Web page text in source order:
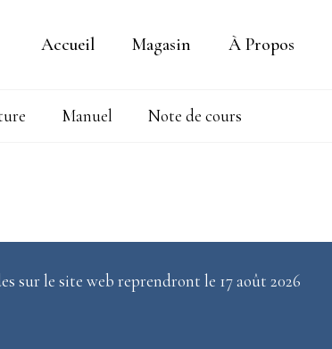
Accueil Magasin À Propos
Manuel Note de cours
sur le site web reprendront le 17 août 2026